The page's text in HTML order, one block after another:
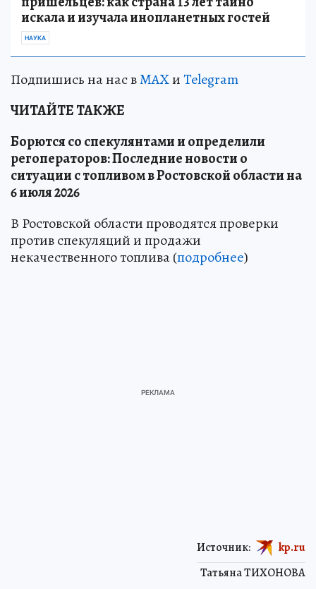
искала и изучала инопланетных гостей
НАУКА
Подпишись на нас вMAXиTelegram
ЧИТАЙТЕ ТАКЖЕ
Борются со спекулянтами и определили
регоператоров: Последние новости о
ситуации с топливом в Ростовской области на
6 июля 2026
В Ростовской области проводятся проверки
против спекуляций и продажи
некачественного топлива (подробнее)
Татьяна ТИХОНОВА
Источник: kp.ru